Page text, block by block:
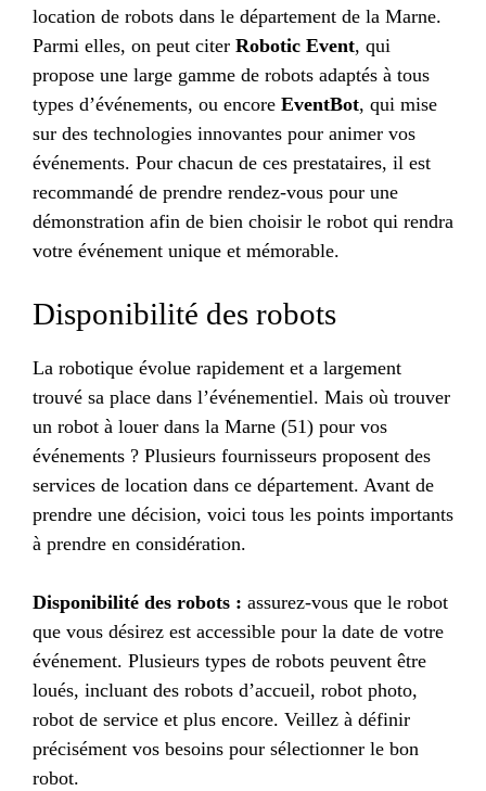
location de robots dans le département de la Marne.
Parmi elles, on peut citer Robotic Event, qui
propose une large gamme de robots adaptés à tous
types d’événements, ou encore EventBot, qui mise
sur des technologies innovantes pour animer vos
événements. Pour chacun de ces prestataires, il est
recommandé de prendre rendez-vous pour une
démonstration afin de bien choisir le robot qui rendra
votre événement unique et mémorable.
Disponibilité des robots
La robotique évolue rapidement et a largement
trouvé sa place dans l’événementiel. Mais où trouver
un robot à louer dans la Marne (51) pour vos
événements ? Plusieurs fournisseurs proposent des
services de location dans ce département. Avant de
prendre une décision, voici tous les points importants
à prendre en considération.
Disponibilité des robots : assurez-vous que le robot
que vous désirez est accessible pour la date de votre
événement. Plusieurs types de robots peuvent être
loués, incluant des robots d’accueil, robot photo,
robot de service et plus encore. Veillez à définir
précisément vos besoins pour sélectionner le bon
robot.